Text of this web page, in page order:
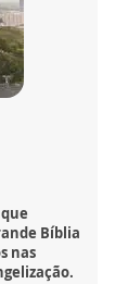
Bíblia
nas